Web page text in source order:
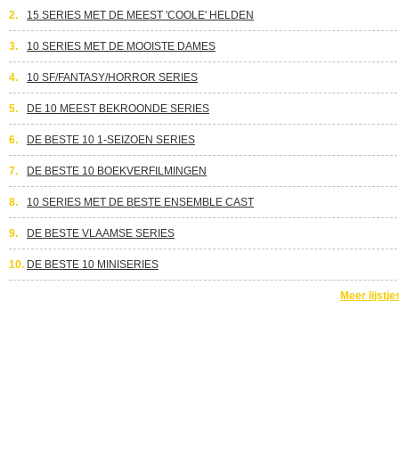
2. 15 SERIES MET DE MEEST 'COOLE' HELDEN
3. 10 SERIES MET DE MOOISTE DAMES
4. 10 SF/FANTASY/HORROR SERIES
5. DE 10 MEEST BEKROONDE SERIES
6. DE BESTE 10 1-SEIZOEN SERIES
7. DE BESTE 10 BOEKVERFILMINGEN
8. 10 SERIES MET DE BESTE ENSEMBLE CAST
9. DE BESTE VLAAMSE SERIES
10. DE BESTE 10 MINISERIES
Meer